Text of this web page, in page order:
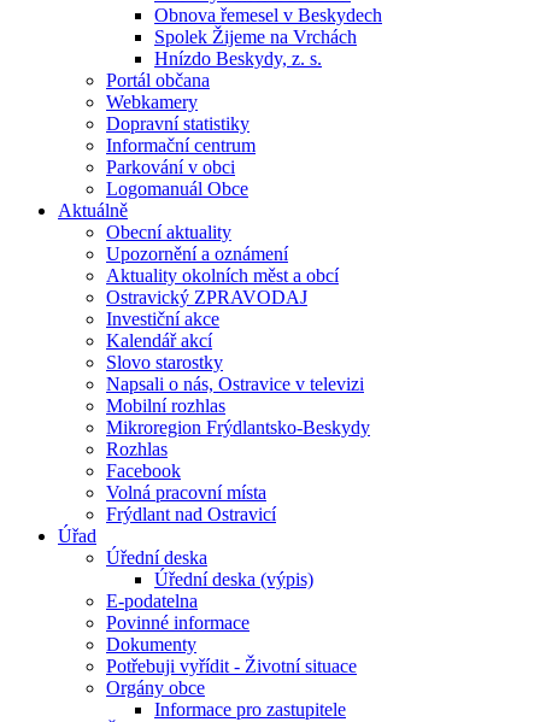
Obnova řemesel v Beskydech
Spolek Žijeme na Vrchách
Hnízdo Beskydy, z. s.
Portál občana
Webkamery
Dopravní statistiky
Informační centrum
Parkování v obci
Logomanuál Obce
Aktuálně
Obecní aktuality
Upozornění a oznámení
Aktuality okolních měst a obcí
Ostravický ZPRAVODAJ
Investiční akce
Kalendář akcí
Slovo starostky
Napsali o nás, Ostravice v televizi
Mobilní rozhlas
Mikroregion Frýdlantsko-Beskydy
Rozhlas
Facebook
Volná pracovní místa
Frýdlant nad Ostravicí
Úřad
Úřední deska
Úřední deska (výpis)
E-podatelna
Povinné informace
Dokumenty
Potřebuji vyřídit - Životní situace
Orgány obce
Informace pro zastupitele